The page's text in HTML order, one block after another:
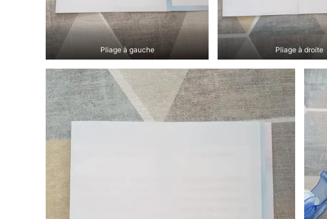
Pliage à gauche Pliage à droite